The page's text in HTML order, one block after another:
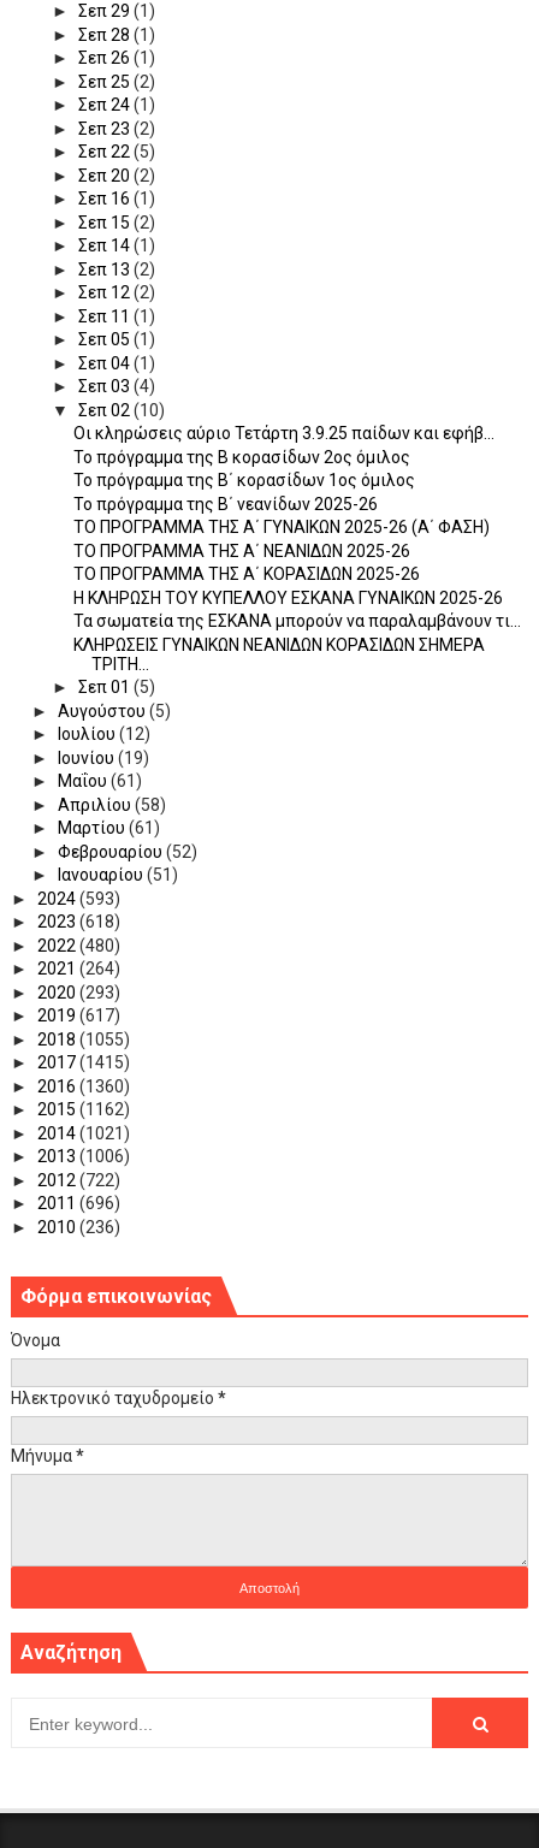
► Σεπ 29 (1)
► Σεπ 28 (1)
► Σεπ 26 (1)
► Σεπ 25 (2)
► Σεπ 24(1)
► Σεπ 23 (2)
► Σεπ 22(5)
► Σεπ 20 (2)
► Σεπ 16 (1)
► Σεπ 15 (2)
► Σεπ 14(1)
► Σεπ 13 (2)
► Σεπ 12(2)
► Σεπ 11 (1)
► Σεπ 05 (1)
► Σεπ 04(1)
► Σεπ 03 (4)
▼ Σεπ 02 (10)
Οι κληρώσεις αύριο Τετάρτη 3.9.25 παίδων και εφήβ...
Το πρόγραμμα της Β κορασίδων 2ος όμιλος
Το πρόγραμμα της Β΄ κορασίδων 1ος όμιλος
Το πρόγραμμα της Β΄ νεανίδων 2025-26
ΤΟ ΠΡΟΓΡΑΜΜΑ ΤΗΣ Α΄ ΓΥΝΑΙΚΩΝ 2025-26 (Α΄ ΦΑΣΗ)
ΤΟ ΠΡΟΓΡΑΜΜΑ ΤΗΣ Α΄ ΝΕΑΝΙΔΩΝ 2025-26
ΤΟ ΠΡΟΓΡΑΜΜΑ ΤΗΣ Α΄ ΚΟΡΑΣΙΔΩΝ 2025-26
H KΛΗΡΩΣΗ ΤΟΥ ΚΥΠΕΛΛΟΥ ΕΣΚΑΝΑ ΓΥΝΑΙΚΩΝ 2025-26
Τα σωματεία της ΕΣΚΑΝΑ μπορούν να παραλαμβάνουν τι...
ΚΛΗΡΩΣΕΙΣ ΓΥΝΑΙΚΩΝ ΝΕΑΝΙΔΩΝ ΚΟΡΑΣΙΔΩΝ ΣΗΜΕΡΑ
ΤΡΙΤΗ...
► Σεπ 01 (5)
► Αυγούστου (5)
►
Ιουλίου (12)
►
Ιουνίου (19)
►
Μαΐου (61)
► Απριλίου (58)
►
Μαρτίου (61)
► Φεβρουαρίου (52)
►
Ιανουαρίου (51)
► 2024(593)
► 2023 (618)
► 2022 (480)
► 2021 (264)
► 2020 (293)
► 2019 (617)
► 2018 (1055)
► 2017(1415)
► 2016 (1360)
► 2015 (1162)
► 2014(1021)
► 2013 (1006)
► 2012 (722)
► 2011 (696)
► 2010 (236)
Φόρμα επικοινωνίας
Όνομα
Ηλεκτρονικό ταχυδρομείο *
Μήνυμα*
Αναζήτηση